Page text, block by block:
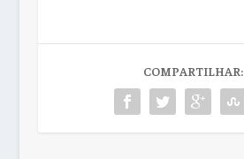
COMPARTILHAR: